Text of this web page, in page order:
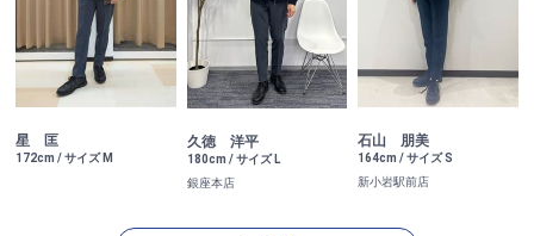
星 匡
172cm / サイズ M
久徳 洋平
180cm / サイズ L
銀座本店
石山 朋美
164cm / サイズ S
新小岩駅前店